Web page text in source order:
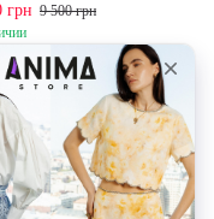
грн 9 500 грн